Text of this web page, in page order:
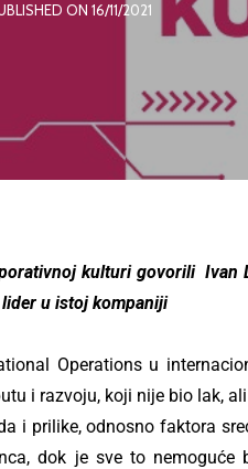
ON 16/11/2021
kulturi govorili Ivan
u istoj kompaniji
Operations u
i razvoju, koji nije bio lak,
i prilike, odnosno faktora
dok je sve to nemoguće